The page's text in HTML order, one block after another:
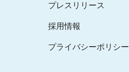
プレスリリース
採用情報
プライバシーポリシー